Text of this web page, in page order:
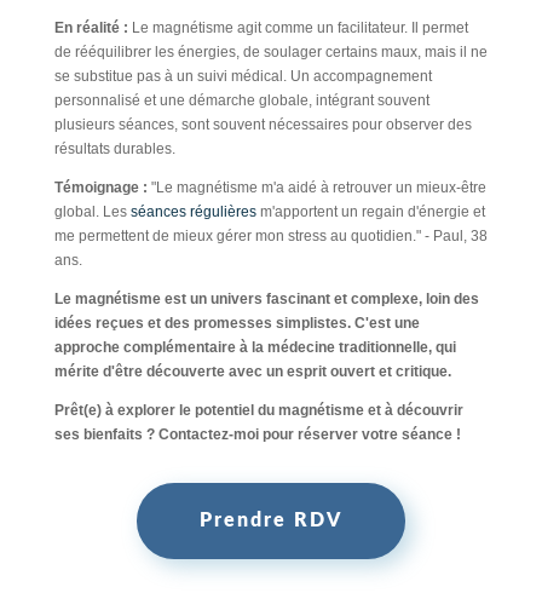
En réalité : Le magnétisme agit comme un facilitateur. Il permet
de rééquilibrer les énergies, de soulager certains maux, mais il ne
se substitue pas à un suivi médical. Un accompagnement
personnalisé et une démarche globale, intégrant souvent
plusieurs séances, sont souvent nécessaires pour observer des
résultats durables.
Témoignage : "Le magnétisme m'a aidé à retrouver un mieux-être
global. Les séances régulièresm'apportent un regain d'énergie et
me permettent de mieux gérer mon stress au quotidien." - Paul, 38
ans.
Le magnétisme est un univers fascinant et complexe, loin des
idées reçues et des promesses simplistes. C'est une
approche complémentaire à la médecine traditionnelle, qui
mérite d'être découverte avec un esprit ouvert et critique.
Prêt(e) à explorer le potentiel du magnétisme et à découvrir
ses bienfaits ? Contactez-moi pour réserver votre séance !
Prendre RDV